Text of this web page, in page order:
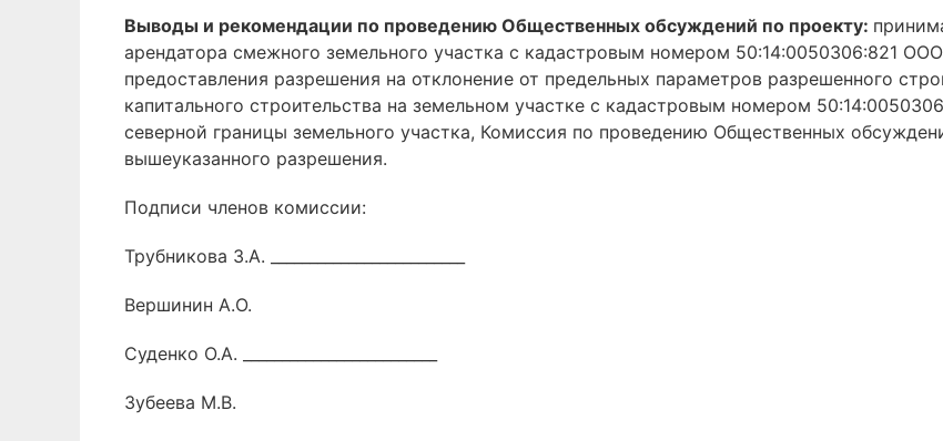
Выводы и рекомендации по проведению Общественных обсуждений по проекту:
арендатора смежного земельного участка с кадастровым номером 50:14:0050306:821
предоставления разрешения на отклонение от предельных параметров разрешенного
капитального строительства на земельном участке с кадастровым номером
северной границы земельного участка, Комиссия по проведению Общественных
вышеуказанного разрешения.
Подписи членов комиссии:
Трубникова З.А. _________________________
Вершинин А.О.
Суденко О.А. _________________________
Зубеева М.В.